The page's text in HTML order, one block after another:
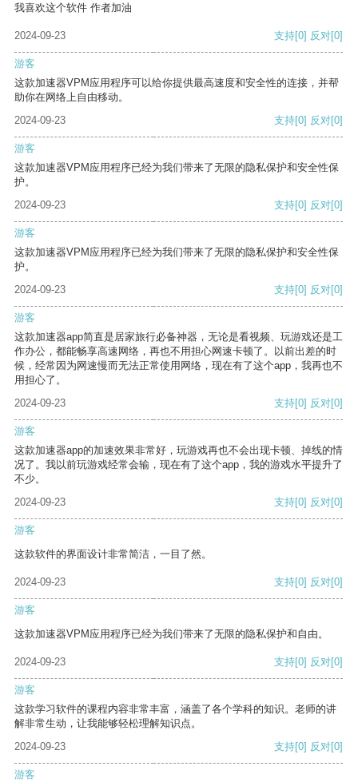
我喜欢这个软件 作者加油
2024-09-23 支持[0] 反对[0]
游客
这款加速器VPM应用程序可以给你提供最高速度和安全性的连接，并帮
助你在网络上自由移动。
2024-09-23
支持[0] 反对[0]
游客
这款加速器VPM应用程序已经为我们带来了无限的隐私保护和安全性保
护。
2024-09-23
支持[0] 反对[0]
游客
这款加速器VPM应用程序已经为我们带来了无限的隐私保护和安全性保
护。
2024-09-23
支持[0] 反对[0]
游客
这款加速器app简直是居家旅行必备神器，无论是看视频、玩游戏还是工
作办公，都能畅享高速网络，再也不用担心网速卡顿了。以前出差的时
候，经常因为网速慢而无法正常使用网络，现在有了这个app，我再也不
用担心了。
2024-09-23
支持[0] 反对[0]
游客
这款加速器app的加速效果非常好，玩游戏再也不会出现卡顿、掉线的情
况了。我以前玩游戏经常会输，现在有了这个app，我的游戏水平提升了
不少。
2024-09-23
支持[0] 反对[0]
游客
这款软件的界面设计非常简洁，一目了然。
2024-09-23 支持[0] 反对[0]
游客
这款加速器VPM应用程序已经为我们带来了无限的隐私保护和自由。
2024-09-23 支持[0] 反对[0]
游客
这款学习软件的课程内容非常丰富，涵盖了各个学科的知识。老师的讲
解非常生动，让我能够轻松理解知识点。
2024-09-23
支持[0] 反对[0]
游客